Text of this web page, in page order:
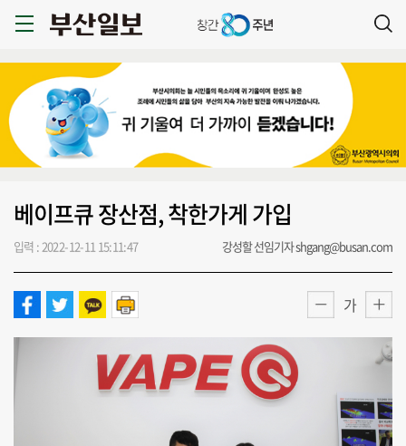
베이프큐 장산점, 착한가게 가입
입력 : 2022-12-11 15:11:47 강성할 선임기자 shgang@busan.com
가